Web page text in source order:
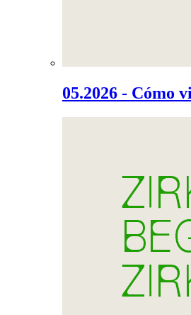
05.2026 - Cómo